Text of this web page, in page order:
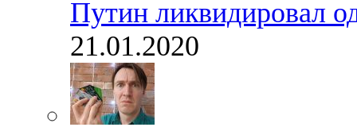
Путин ликвидировал
21.01.2020